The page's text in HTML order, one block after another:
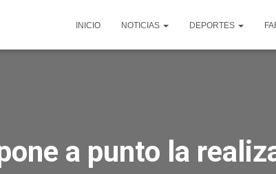
INICIO NOTICIAS DEPORTES
a punto la